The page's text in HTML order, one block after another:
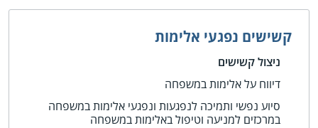
קשישים נפגעי אלימות
ניצול קשישים
דיווח על אלימות במשפחה
סיוע נפשי ותמיכה לנפגעות ונפגעי אלימות במשפחה
במרכזים למניעה וטיפול באלימות במשפחה